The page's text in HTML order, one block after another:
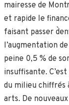
mairesse de
et rapide le
faisant passer
l’augmentation
peine 0,5 % de
insuffisante.
du milieu chiffrés
arts. De